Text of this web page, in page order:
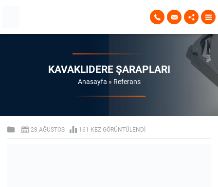
KAVAKLIDERE ŞARAPLARI
Anasayfa » Referans
28 AĞUSTOS 161 KEZ GÖRÜNTÜLENDI